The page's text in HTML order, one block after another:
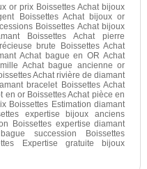
or prix Boissettes Achat bijoux
Boissettes Achat bijoux or
Boissettes Achat bijoux
Boissettes Achat pierre
brute Boissettes Achat
Achat bague en OR Achat
Achat bague ancienne or
Achat rivière de diamant
bracelet Boissettes Achat
en or Boissettes Achat pièce en
Boissettes Estimation diamant
expertise bijoux anciens
Boissettes expertise diamant
succession Boissettes
Expertise gratuite bijoux